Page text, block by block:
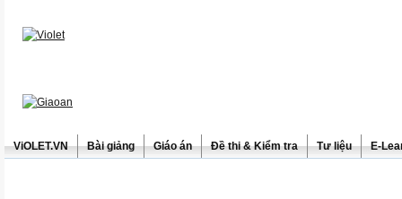
ViOLET.VN Bài giảng Giáo án Đề thi & Kiểm tra Tư liệu E-